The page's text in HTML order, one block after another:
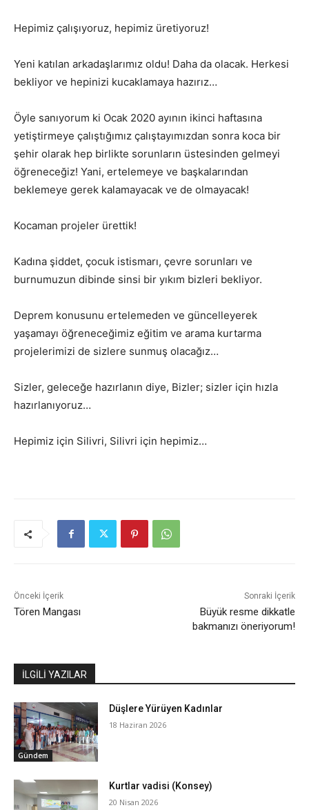
Hepimiz çalışıyoruz, hepimiz üretiyoruz!
Yeni katılan arkadaşlarımız oldu! Daha da olacak. Herkesi
bekliyor ve hepinizi kucaklamaya hazırız…
Öyle sanıyorum ki Ocak 2020 ayının ikinci haftasına
yetiştirmeye çalıştığımız çalıştayımızdan sonra koca bir
şehir olarak hep birlikte sorunların üstesinden gelmeyi
öğreneceğiz! Yani, ertelemeye ve başkalarından
beklemeye gerek kalamayacak ve de olmayacak!
Kocaman projeler ürettik!
Kadına şiddet, çocuk istismarı, çevre sorunları ve
burnumuzun dibinde sinsi bir yıkım bizleri bekliyor.
Deprem konusunu ertelemeden ve güncelleyerek
yaşamayı öğreneceğimiz eğitim ve arama kurtarma
projelerimizi de sizlere sunmuş olacağız…
Sizler, geleceğe hazırlanın diye, Bizler; sizler için hızla
hazırlanıyoruz…
Hepimiz için Silivri, Silivri için hepimiz…
Önceki İçerik
Tören Mangası
Sonraki İçerik
Büyük resme dikkatle
bakmanızı öneriyorum!
İLGİLİ YAZILAR
Gündem
Düşlere Yürüyen Kadınlar
18 Haziran 2026
Kurtlar vadisi (Konsey)
20 Nisan 2026